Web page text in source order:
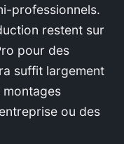
professionnels.
restent sur
pour des
suffit largement
montages
ou des